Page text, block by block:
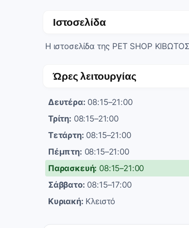
Ιστοσελίδα
Η ιστοσελίδα της PET SHOP
Ώρες λειτουργίας
Δευτέρα: 08:15–21:00
Τρίτη: 08:15–21:00
Τετάρτη: 08:15–21:00
Πέμπτη: 08:15–21:00
Παρασκευή: 08:15–21:00
Σάββατο: 08:15–17:00
Κυριακή: Κλειστό